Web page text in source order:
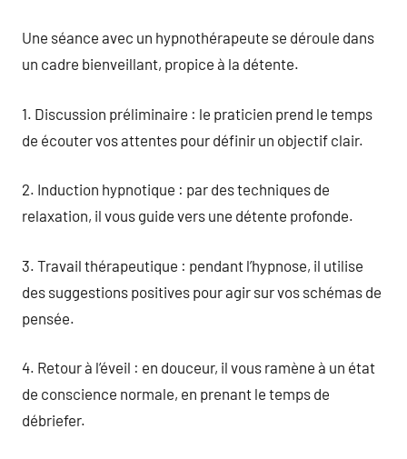
Une séance avec un hypnothérapeute se déroule dans
un cadre bienveillant, propice à la détente.
1. Discussion préliminaire : le praticien prend le temps
de écouter vos attentes pour définir un objectif clair.
2. Induction hypnotique : par des techniques de
relaxation, il vous guide vers une détente profonde.
3. Travail thérapeutique : pendant l’hypnose, il utilise
des suggestions positives pour agir sur vos schémas de
pensée.
4. Retour à l’éveil : en douceur, il vous ramène à un état
de conscience normale, en prenant le temps de
débriefer.